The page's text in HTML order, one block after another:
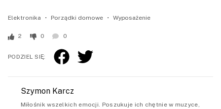
Elektronika Porządki domowe Wyposażenie
2 0 0
PODZIEL SIĘ:
Szymon Karcz
Miłośnik wszelkich emocji. Poszukuje ich chętnie w muzyce,